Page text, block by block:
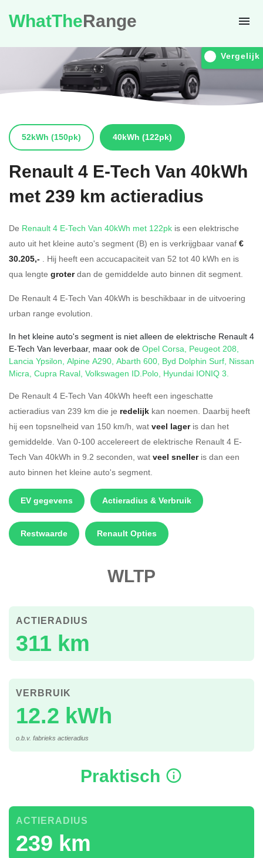
WhatTheRange
Vergelijk
52kWh (150pk) 40kWh (122pk)
Renault4 E-Tech Van 40kWh
met 239 km actieradius
De Renault 4 E-Tech Van 40kWh met 122pk is een elektrische
auto uit het kleine auto's segment (B) en is verkrijgbaar vanaf €
30.205,- . Hij heeft een accucapaciteit van 52 tot 40 kWh en is
qua lengte groterdan de gemiddelde auto binnen dit segment.
De Renault 4 E-Tech Van 40kWh is beschikbaar in de uitvoering
urban range evolution.
In het kleine auto's segment is niet alleen de elektrische Renault 4
E-Tech Van leverbaar, maar ook de Opel Corsa, Peugeot 208,
Lancia Ypsilon, Alpine A290, Abarth 600, Byd Dolphin Surf, Nissan
Micra, Cupra Raval, Volkswagen ID.Polo, Hyundai IONIQ 3.
De Renault 4 E-Tech Van 40kWh heeft een ingeschatte
actieradius van 239 km die je redelijk kan noemen. Daarbij heeft
hij een topsnelheid van 150 km/h, wat veel lageris dan het
gemiddelde. Van 0-100 accelereert de elektrische Renault 4 E-
Tech Van 40kWh in 9.2 seconden, wat veel snelleris dan een
auto binnen het kleine auto's segment.
EV gegevens Actieradius & Verbruik
Restwaarde Renault Opties
WLTP
311 km
ACTIERADIUS
12.2 kWh
VERBRUIK
o.b.v. fabrieks actieradius
Praktisch
239 km
ACTIERADIUS